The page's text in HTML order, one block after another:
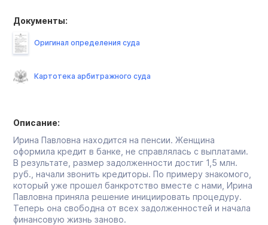
Описание:
Ирина Павловна находится на пенсии. Женщина
оформила кредит в банке, не справлялась с выплатами.
В результате, размер задолженности достиг 1,5 млн.
руб., начали звонить кредиторы. По примеру знакомого,
который уже прошел банкротство вместе с нами, Ирина
Павловна приняла решение инициировать процедуру.
Теперь она свободна от всех задолженностей и начала
финансовую жизнь заново.
Документы:
Оригинал определения суда
Картотека арбитражного суда